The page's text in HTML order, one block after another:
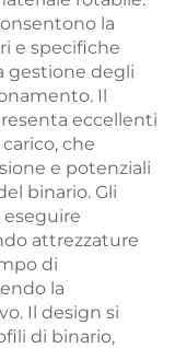
la
e specifiche
gestione degli
Il
eccellenti
che
e potenziali
binario. Gli
attrezzature
di
la
Il design si
di binario,